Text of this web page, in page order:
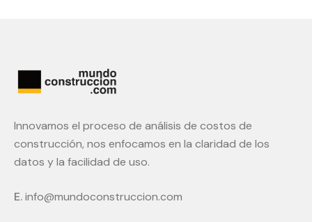
Innovamos el proceso de análisis de costos de
construcción, nos enfocamos en la claridad de los
datos y la facilidad de uso.
E.info@mundoconstruccion.com